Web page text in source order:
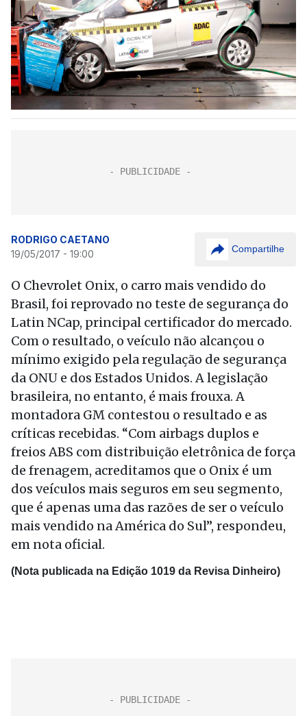
RODRIGO CAETANO
19/05/2017 - 19:00
Compartilhe
O Chevrolet Onix, o carro mais vendido do
Brasil, foi reprovado no teste de segurança do
Latin NCap, principal certificador do mercado.
Com o resultado, o veículo não alcançou o
mínimo exigido pela regulação de segurança
da ONU e dos Estados Unidos. A legislação
brasileira, no entanto, é mais frouxa. A
montadora GM contestou o resultado e as
críticas recebidas. “Com airbags duplos e
freios ABS com distribuição eletrônica de força
de frenagem, acreditamos que o Onix é um
dos veículos mais seguros em seu segmento,
que é apenas uma das razões de ser o veículo
mais vendido na América do Sul”, respondeu,
em nota oficial.
(Nota publicada na Edição 1019 da Revisa Dinheiro)